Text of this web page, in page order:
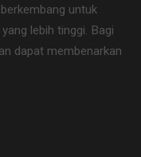
untuk
lebih tinggi. Bagi
dapat membenarkan